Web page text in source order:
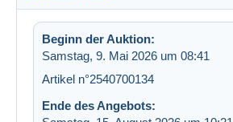
Beginn der Auktion:
Samstag, 9. Mai 2026 um 08:41
Artikel n°2540700134
Ende des Angebots: